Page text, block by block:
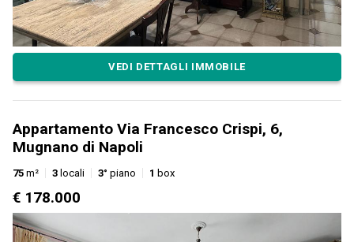
VEDI DETTAGLI IMMOBILE
Appartamento Via Francesco Crispi, 6,
Mugnano di Napoli
75 m² 3 locali 3° piano 1 box
€ 178.000